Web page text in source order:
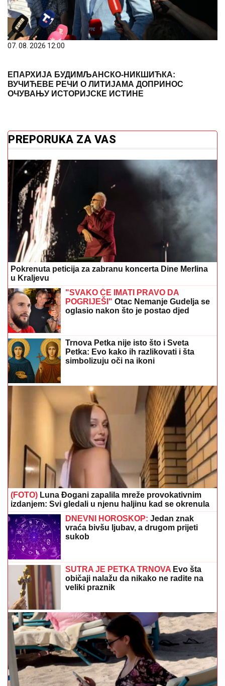
PREPORUKA ZA VAS
Pokrenuta peticija za zabranu koncerta Dine Merlina
u Kraljevu
"SVAKO ĆE IMATI PRAVO DA
POGRIJEŠI"
Otac Nemanje Gudelja se
oglasio nakon što je postao djed
Trnova Petka nije isto što i Sveta
Petka: Evo kako ih razlikovati i šta
simbolizuju oči na ikoni
(FOTO)
Luna Đogani zapalila mreže provokativnim
izdanjem: Svi gledali u njenu haljinu kad se okrenula
DNEVNI HOROSKOP:Jedan znak
vraća bivšu ljubav, a drugom prijeti
sukob
SUTRA JE PETKA TRNOVAEvo šta
običaji nalažu da nikako ne radite na
veliki praznik
Čolićeva kćerka u Budvi: Torbica od 3.000 dolara
ukrala pažnju na plaži
Toplotni udar može biti opasan: Srpski
kardiolog otkrio simptom koji zahtijeva
hitnu reakciju